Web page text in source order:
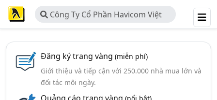
Công Ty Cổ Phần Havicom Việt
Nam
Đăng ký trang vàng (miễn phí)
Giới thiệu và tiếp cận với 250.000 nhà mua lớn và
đối tác mỗi ngày.